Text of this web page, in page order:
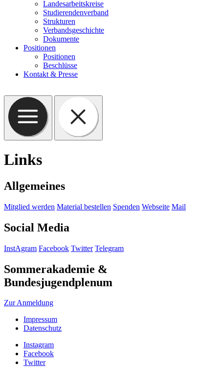
Landesarbeitskreise
Studierendenverband
Strukturen
Verbandsgeschichte
Dokumente
Positionen
Positionen
Beschlüsse
Kontakt & Presse
Links
Allgemeines
Mitglied werden Material bestellen Spenden Webseite Mail
Social Media
InstAgram Facebook Twitter Telegram
Sommerakademie &
Bundesjugendplenum
Zur Anmeldung
Impressum
Datenschutz
Instagram
Facebook
Twitter